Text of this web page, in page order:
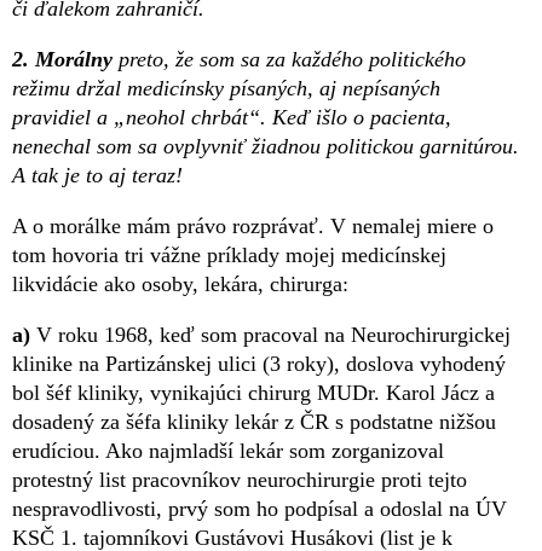
či ďalekom zahraničí.
2. Morálny preto, že som sa za každého politického
režimu držal medicínsky písaných, aj nepísaných
pravidiel a „neohol chrbát“. Keď išlo o pacienta,
nenechal som sa ovplyvniť žiadnou politickou garnitúrou.
A tak je to aj teraz!
A o morálke mám právo rozprávať. V nemalej miere o
tom hovoria tri vážne príklady mojej medicínskej
likvidácie ako osoby, lekára, chirurga:
a) V roku 1968, keď som pracoval na Neurochirurgickej
klinike na Partizánskej ulici (3 roky), doslova vyhodený
bol šéf kliniky, vynikajúci chirurg MUDr. Karol Jácz a
dosadený za šéfa kliniky lekár z ČR s podstatne nižšou
erudíciou. Ako najmladší lekár som zorganizoval
protestný list pracovníkov neurochirurgie proti tejto
nespravodlivosti, prvý som ho podpísal a odoslal na ÚV
KSČ 1. tajomníkovi Gustávovi Husákovi (list je k